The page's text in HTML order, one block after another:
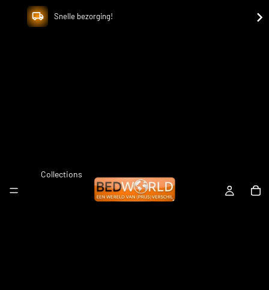
Snelle bezorging!
Collections